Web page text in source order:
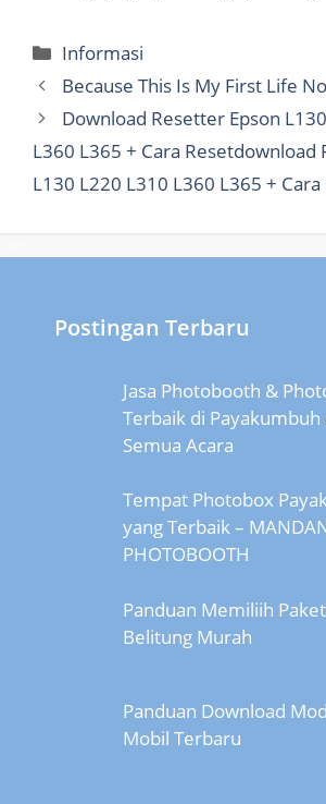
Categories
Informasi
Because This Is My First Life
Download Resetter Epson
L360 L365 + Cara Resetdownload
L130 L220 L310 L360 L365 + Cara
Postingan Terbaru
Jasa Photobooth &
Terbaik di
Semua Acara
Tempat Photobox
yang Terbaik –
PHOTOBOOTH
Panduan Memiliih
Belitung Murah
Panduan Download
Mobil Terbaru